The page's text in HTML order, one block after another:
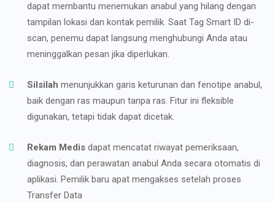
dapat membantu menemukan anabul yang hilang dengan
tampilan lokasi dan kontak pemilik. Saat Tag Smart ID di-
scan, penemu dapat langsung menghubungi Anda atau
meninggalkan pesan jika diperlukan.
Silsilah menunjukkan garis keturunan dan fenotipe anabul,
baik dengan ras maupun tanpa ras. Fitur ini fleksible
digunakan, tetapi tidak dapat dicetak.
Rekam Medis dapat mencatat riwayat pemeriksaan,
diagnosis, dan perawatan anabul Anda secara otomatis di
aplikasi. Pemilik baru apat mengakses setelah proses
Transfer Data